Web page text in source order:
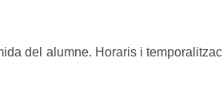
del alumne. Horaris i